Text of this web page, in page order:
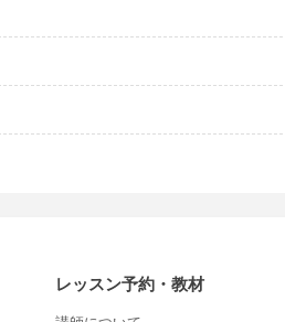
レッスン予約・教材